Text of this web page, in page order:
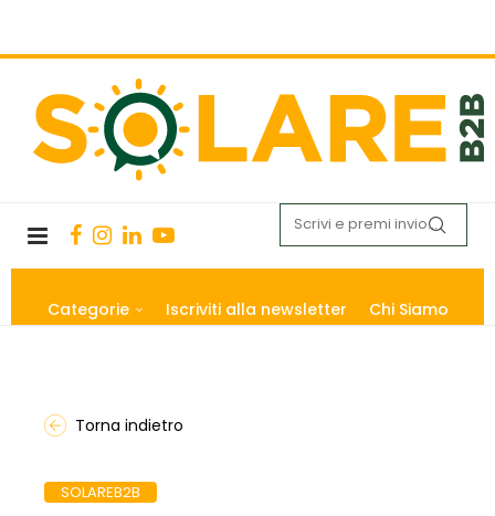
Categorie Iscriviti alla newsletter Chi Siamo
Torna indietro
SOLAREB2B